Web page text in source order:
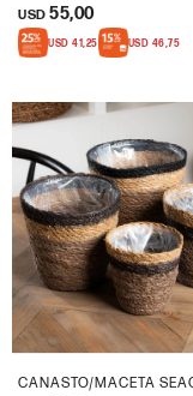
USD 55,00
USD 41,25 USD 46,75
CANASTO/MACETA